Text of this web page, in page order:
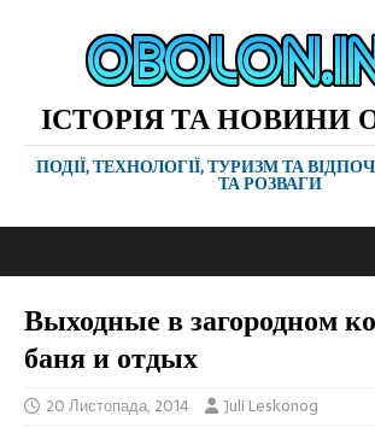
ІСТОРІЯ ТА НОВИНИ
ПОДІЇ, ТЕХНОЛОГІЇ, ТУРИЗМ ТА
ТА РОЗВАГИ
Выходные в загородном
баня и отдых
20 Листопада, 2014 Juli Leskonog